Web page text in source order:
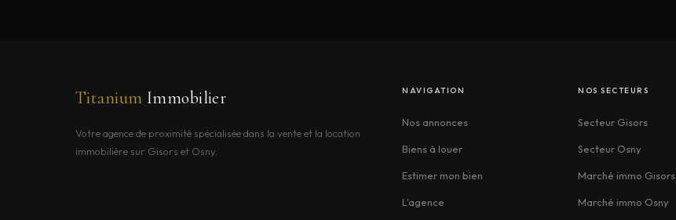
Titanium Immobilier
Votre agence de proximité spécialisée dans la vente et la location
immobilière sur Gisors et Osny.
NAVIGATION
Nos annonces
Biens à louer
Estimer mon bien
L'agence
NOS SECTEURS
Secteur Gisors
Secteur Osny
Marché immo Gisors
Marché immo Osny